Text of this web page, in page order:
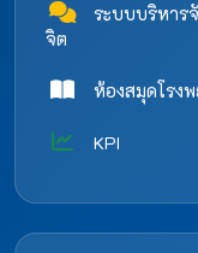
ระบบบริหาร
จิต
ห้องสมุดโรง
KPI